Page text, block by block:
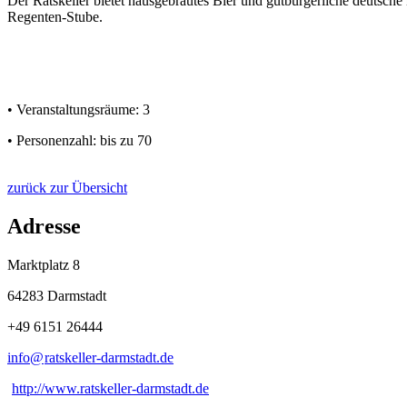
Regenten-Stube.
• Veranstaltungsräume: 3
• Personenzahl: bis zu 70
zurück zur Übersicht
Adresse
Marktplatz 8
64283 Darmstadt
+49 6151 26444
info@ratskeller-darmstadt.de
http://www.ratskeller-darmstadt.de